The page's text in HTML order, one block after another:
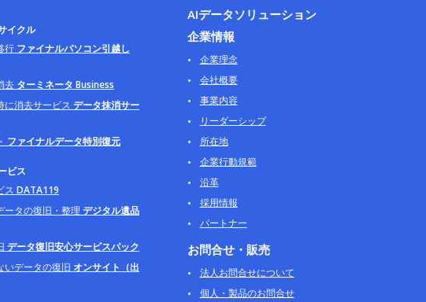
イクル
行 ファイナルパソコン引越し
去 ターミネータ Business
に消去サービス データ抹消サー
ファイナルデータ特別復元
ビス
ス DATA119
ータの復旧・整理 デジタル遺品
データ復旧安心サービスパック
いデータの復旧 オンサイト（出
AIデータソリューション
企業情報
企業理念
会社概要
事業内容
リーダーシップ
所在地
企業行動規範
沿革
採用情報
パートナー
お問合せ・販売
法人お問合せについて
個人・製品のお問合せ